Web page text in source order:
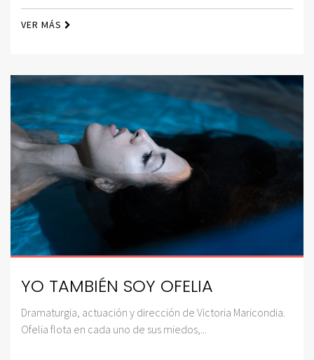
VER MÁS
YO TAMBIÉN SOY OFELIA
Dramaturgia, actuación y dirección de Victoria Maricondia.
Ofelia flota en cada uno de sus miedos,...